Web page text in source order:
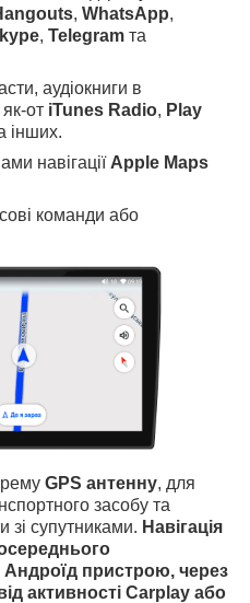
, WhatsApp,
, Telegram та
аудіокниги в
от iTunes Radio, Play
інших.
навігації Apple Maps
команди або
GPS антенну, для
засобу та
зі супутниками. Навігація
пристрою, через
активності Carplay або